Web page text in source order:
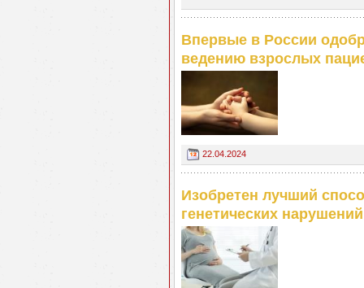
Впервые в России
ведению взрослых
22.04.2024
Изобретен лучший
генетических нарушений